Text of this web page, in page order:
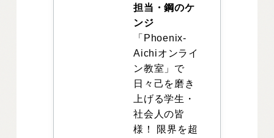
担当・鋼のケ
ンジ
「Phoenix-
Aichiオンライ
ン教室」で
日々己を磨き
上げる学生・
社会人の皆
様！ 限界を超